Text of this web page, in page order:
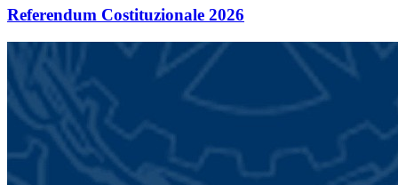
Referendum Costituzionale 2026